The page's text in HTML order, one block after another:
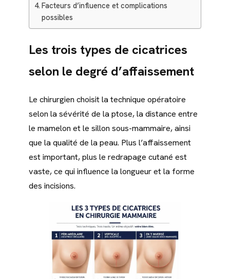
Facteurs d’influence et complications
possibles
Les trois types de cicatrices
selon le degré d’affaissement
Le chirurgien choisit la technique opératoire
selon la sévérité de la ptose, la distance entre
le mamelon et le sillon sous-mammaire, ainsi
que la qualité de la peau. Plus l’affaissement
est important, plus le redrapage cutané est
vaste, ce qui influence la longueur et la forme
des incisions.